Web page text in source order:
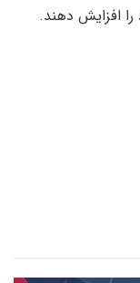
افزایش دهند.